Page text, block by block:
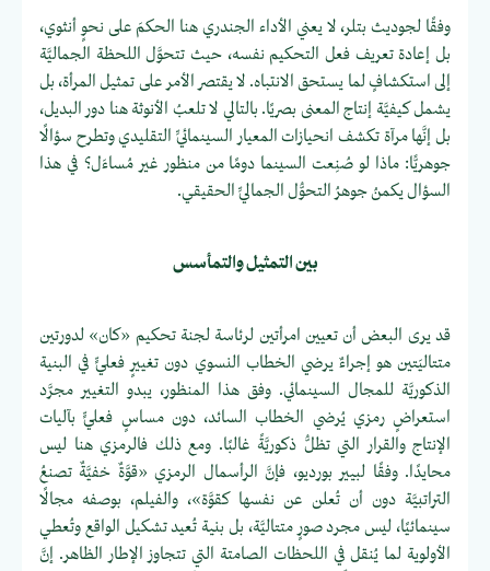
وفقًا لجوديث بتلر، لا يعني الأداء الجندري هنا الحكمَ على نحوٍ أنثوي،
بل إعادة تعريف فعل التحكيم نفسه، حيث تتحوَّل اللحظة الجماليَّة
إلى استكشافٍ لما يستحق الانتباه. لا يقتصر الأمر على تمثيل المرأة، بل
يشمل كيفيَّة إنتاج المعنى بصريًا. بالتالي لا تلعبُ الأنوثة هنا دور البديل،
بل إنَّها مرآة تكشف انحيازات المعيار السينمائيِّ التقليدي وتطرح سؤالًا
جوهريًّا: ماذا لو صُنِعت السينما دومًا من منظور غير مُساءَل؟ في هذا
السؤال يكمنُ جوهرُ التحوُّل الجماليِّ الحقيقي.
بين التمثيل والتمأسس
قد يرى البعض أن تعيين امرأتين لرئاسة لجنة تحكيم «كان» لدورتين
متتاليَتين هو إجراءٌ يرضي الخطاب النسوي دون تغييرٍ فعليٍّ في البنية
الذكوريَّة للمجال السينمائي. وفق هذا المنظور، يبدو التغيير مجرَّد
استعراضٍ رمزي يُرضي الخطاب السائد، دون مساسٍ فعليٍّ بآليات
الإنتاج والقرار التي تظلُّ ذكوريَّةً غالبًا. ومع ذلك فالرمزي هنا ليس
محايدًا. وفقًا لبيير بورديو، فإنَّ الرأسمال الرمزي «قوَّةٌ خفيَّةٌ تصنعُ
التراتبيَّة دون أن تُعلن عن نفسها كقوَّة»، والفيلم، بوصفه مجالًا
سينمائيًا، ليس مجرد صورٍ متتاليَّة، بل بنية تُعيد تشكيل الواقع وتُعطي
الأولوية لما يُنقل في اللحظات الصامتة التي تتجاوز الإطار الظاهر. إنَّ